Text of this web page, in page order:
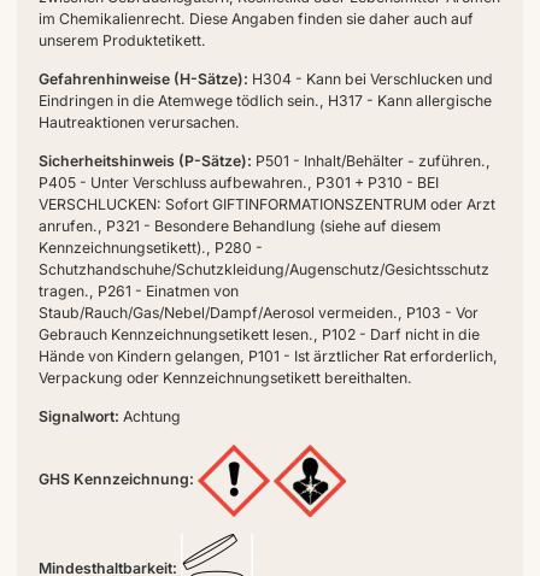
im Chemikalienrecht. Diese Angaben finden sie daher auch auf
unserem Produktetikett.
Gefahrenhinweise (H-Sätze): H304 - Kann bei Verschlucken und
Eindringen in die Atemwege tödlich sein., H317 - Kann allergische
Hautreaktionen verursachen.
Sicherheitshinweis (P-Sätze): P501 - Inhalt/Behälter - zuführen.,
P405 - Unter Verschluss aufbewahren., P301 + P310 - BEI
VERSCHLUCKEN: Sofort GIFTINFORMATIONSZENTRUM oder Arzt
anrufen., P321 - Besondere Behandlung (siehe auf diesem
Kennzeichnungsetikett)., P280 -
Schutzhandschuhe/Schutzkleidung/Augenschutz/Gesichtsschutz
tragen., P261 - Einatmen von
Staub/Rauch/Gas/Nebel/Dampf/Aerosol vermeiden., P103 - Vor
Gebrauch Kennzeichnungsetikett lesen., P102 - Darf nicht in die
Hände von Kindern gelangen, P101 - Ist ärztlicher Rat erforderlich,
Verpackung oder Kennzeichnungsetikett bereithalten.
Signalwort: Achtung
GHS Kennzeichnung:
Mindesthaltbarkeit: